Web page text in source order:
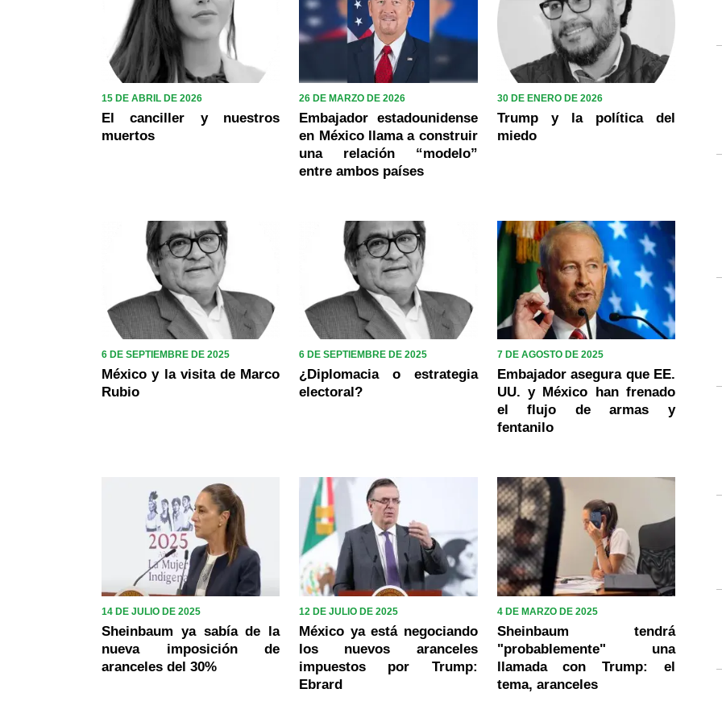
15 DE ABRIL DE 2026
El canciller y nuestros
muertos
26 DE MARZO DE 2026
Embajador estadounidense
en México llama a construir
una relación “modelo”
entre ambos países
30 DE ENERO DE 2026
Trump y la política del
miedo
6 DE SEPTIEMBRE DE 2025
México y la visita de Marco
Rubio
6 DE SEPTIEMBRE DE 2025
¿Diplomacia o estrategia
electoral?
7 DE AGOSTO DE 2025
Embajador asegura que EE.
UU. y México han frenado
el flujo de armas y
fentanilo
14 DE JULIO DE 2025
Sheinbaum ya sabía de la
nueva imposición de
aranceles del 30%
12 DE JULIO DE 2025
México ya está negociando
los nuevos aranceles
impuestos por Trump:
Ebrard
4 DE MARZO DE 2025
Sheinbaum tendrá
"probablemente" una
llamada con Trump: el
tema, aranceles